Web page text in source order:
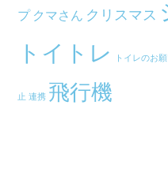
プ クマさん クリスマス
トイトレ トイレのお
止 連携 飛行機